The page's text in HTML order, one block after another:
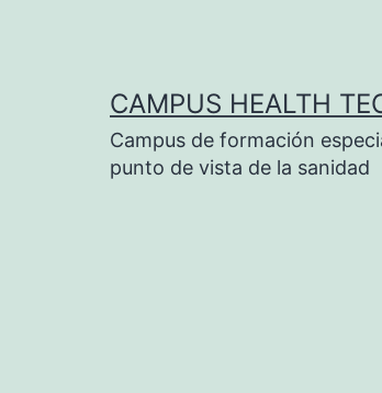
CAMPUS HEALTH
Campus de formación
punto de vista de la sanidad